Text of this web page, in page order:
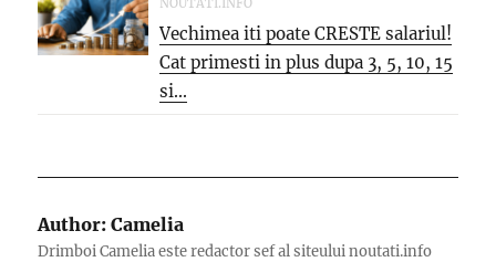
NOUTATI.INFO
Vechimea iti poate CRESTE salariul!
Cat primesti in plus dupa 3, 5, 10, 15
si...
Author: Camelia
Drimboi Camelia este redactor sef al siteului noutati.info